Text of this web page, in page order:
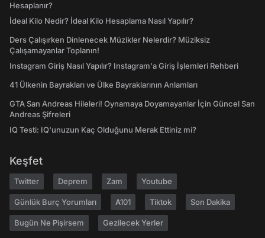
Hesaplanır?
İdeal Kilo Nedir? İdeal Kilo Hesaplama Nasıl Yapılır?
Ders Çalışırken Dinlenecek Müzikler Nelerdir? Müziksiz
Çalışamayanlar Toplanın!
Instagram Giriş Nasıl Yapılır? Instagram'a Giriş İşlemleri Rehberi
41 Ülkenin Bayrakları ve Ülke Bayraklarının Anlamları
GTA San Andreas Hileleri! Oynamaya Doyamayanlar İçin Güncel San
Andreas Şifreleri
IQ Testi: IQ'unuzun Kaç Olduğunu Merak Ettiniz mi?
Keşfet
Twitter Deprem Zam Youtube
Günlük Burç Yorumları A101 Tiktok Son Dakika
Bugün Ne Pişirsem Gezilecek Yerler